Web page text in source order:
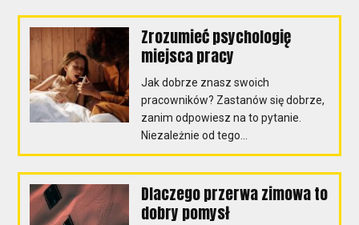
Zrozumieć psychologię
miejsca pracy
Jak dobrze znasz swoich
pracowników? Zastanów się dobrze,
zanim odpowiesz na to pytanie.
Niezależnie od tego...
Dlaczego przerwa zimowa to
dobry pomysł